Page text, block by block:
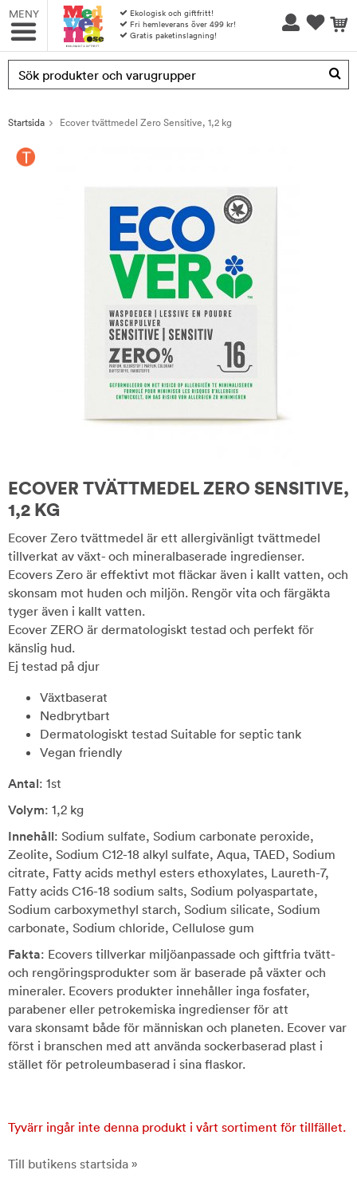
MENY
Ekologisk och giftfritt!
Fri hemleverans över 499 kr!
Gratis paketinslagning!
Produkten har blivit tillagd i varukorgen
Startsida Ecover tvättmedel Zero Sensitive, 1,2 kg
ECOVER TVÄTTMEDEL ZERO SENSITIVE,
1,2 KG
Ecover Zero tvättmedel är ett allergivänligt tvättmedel
tillverkat av växt- och mineralbaserade ingredienser.
Ecovers Zero är effektivt mot fläckar även i kallt vatten, och
skonsam mot huden och miljön. Rengör vita och färgäkta
tyger även i kallt vatten.
Ecover ZERO är dermatologiskt testad och perfekt för
känslig hud.
Ej testad på djur
Växtbaserat
Nedbrytbart
Dermatologiskt testad Suitable for septic tank
Vegan friendly
Antal: 1st
Volym: 1,2 kg
Innehåll: Sodium sulfate, Sodium carbonate peroxide,
Zeolite, Sodium C12-18 alkyl sulfate, Aqua, TAED, Sodium
citrate, Fatty acids methyl esters ethoxylates, Laureth-7,
Fatty acids C16-18 sodium salts, Sodium polyaspartate,
Sodium carboxymethyl starch, Sodium silicate, Sodium
carbonate, Sodium chloride, Cellulose gum
Fakta: Ecovers tillverkar miljöanpassade och giftfria tvätt-
och rengöringsprodukter som är baserade på växter och
mineraler. Ecovers produkter innehåller inga fosfater,
parabener eller petrokemiska ingredienser för att
vara skonsamt både för människan och planeten. Ecover var
först i branschen med att använda sockerbaserad plast i
stället för petroleumbaserad i sina flaskor.
Tyvärr ingår inte denna produkt i vårt sortiment för tillfället.
Till butikens startsida »